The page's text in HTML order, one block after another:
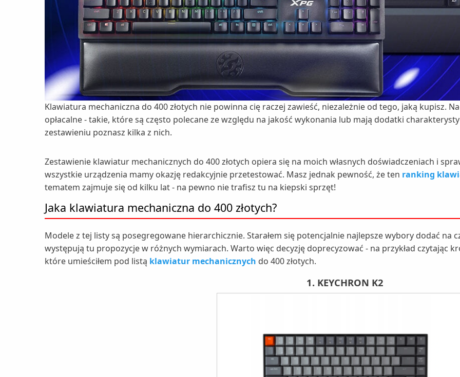
Klawiatura mechaniczna do 400 złotych nie powinna cię raczej zawieść, niezależnie od tego, jaką kupisz.
opłacalne - takie, które są często polecane ze względu na jakość wykonania lub mają dodatki
zestawieniu poznasz kilka z nich.
Zestawienie klawiatur mechanicznych do 400 złotych opiera się na moich własnych doświadczeniach i
wszystkie urządzenia mamy okazję redakcyjnie przetestować. Masz jednak pewność, że ten ranking
tematem zajmuje się od kilku lat - na pewno nie trafisz tu na kiepski sprzęt!
Jaka klawiatura mechaniczna do 400 złotych?
Modele z tej listy są posegregowane hierarchicznie. Starałem się potencjalnie najlepsze wybory dodać na
występują tu propozycje w różnych wymiarach. Warto więc decyzję doprecyzować - na przykład czytając
które umieściłem pod listą klawiatur mechanicznych do 400 złotych.
1. KEYCHRON K2